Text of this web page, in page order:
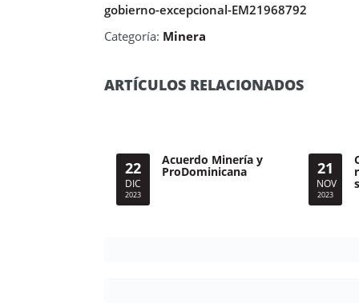
gobierno-excepcional-EM21968792
Categoría: Minera
ARTÍCULOS RELACIONADOS
22
DIC
2023
Acuerdo Minería y
ProDominicana 21
NOV
2023